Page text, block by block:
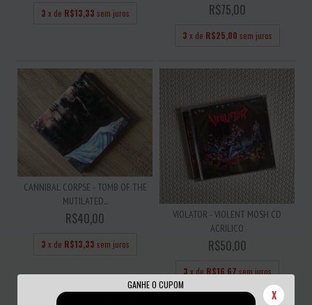
GANHE O CUPOM
X
3 x de R$13,33 sem juros R$75,00
3 x de R$25,00 sem juros
CANNIBAL CORPSE - TOMB OF THE
MUTILATED...
R$40,00
3 x de R$13,33 sem juros
VIOLATOR - VIOLENT MOSH CD
ACRILICO
R$50,00
3 x de R$16,67 sem juros